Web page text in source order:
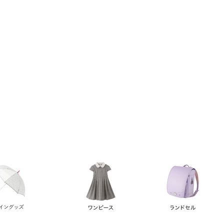
順 価格が高い順 優先度順 レビュー順